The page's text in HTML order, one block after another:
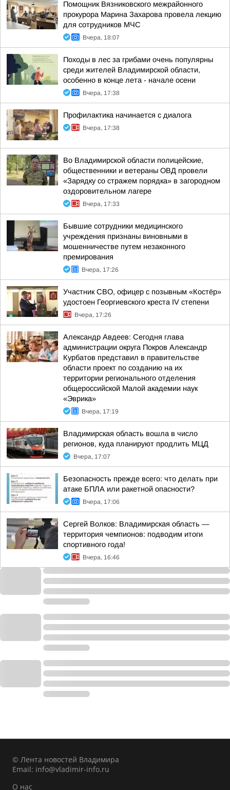
Помощник Вязниковского межрайонного
прокурора Марина Захарова провела лекцию
для сотрудников МЧС
Вчера, 18:07
Походы в лес за грибами очень популярны
среди жителей Владимирской области,
особенно в конце лета - начале осени
Вчера, 17:38
Профилактика начинается с диалога
Вчера, 17:38
Во Владимирской области полицейские,
общественники и ветераны ОВД провели
«Зарядку со стражем порядка» в загородном
оздоровительном лагере
Вчера, 17:33
Бывшие сотрудники медицинского
учреждения признаны виновными в
мошенничестве путем незаконного
премирования
Вчера, 17:26
Участник СВО, офицер с позывным «Костёр»
удостоен Георгиевского креста IV степени
Вчера, 17:26
Александр Авдеев: Сегодня глава
администрации округа Покров Александр
Курбатов представил в правительстве
области проект по созданию на их
территории регионального отделения
общероссийской Малой академии наук
«Эврика»
Вчера, 17:19
Владимирская область вошла в число
регионов, куда планируют продлить МЦД
Вчера, 17:07
Безопасность прежде всего: что делать при
атаке БПЛА или ракетной опасности?
Вчера, 17:06
Сергей Волков: Владимирская область —
территория чемпионов: подводим итоги
спортивного года!
Вчера, 16:46
© Лента новостей Владимира
Email: info@vladimir-info.ru
О нас